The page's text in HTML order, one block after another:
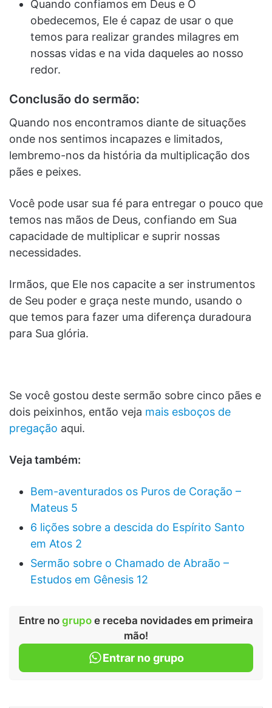
Quando confiamos em Deus e O
obedecemos, Ele é capaz de usar o que
temos para realizar grandes milagres em
nossas vidas e na vida daqueles ao nosso
redor.
Conclusão do sermão:
Quando nos encontramos diante de situações
onde nos sentimos incapazes e limitados,
lembremo-nos da história da multiplicação dos
pães e peixes.
Você pode usar sua fé para entregar o pouco que
temos nas mãos de Deus, confiando em Sua
capacidade de multiplicar e suprir nossas
necessidades.
Irmãos, que Ele nos capacite a ser instrumentos
de Seu poder e graça neste mundo, usando o
que temos para fazer uma diferença duradoura
para Sua glória.
Se você gostou deste sermão sobre cinco pães e
dois peixinhos, então veja mais esboços de
pregação aqui.
Veja também:
Bem-aventurados os Puros de Coração –
Mateus 5
6 lições sobre a descida do Espírito Santo
em Atos 2
Sermão sobre o Chamado de Abraão –
Estudos em Gênesis 12
Entre no grupo e receba novidades em primeira
mão!
Entrar no grupo